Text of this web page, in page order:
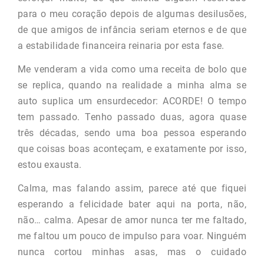
para o meu coração depois de algumas desilusões,
de que amigos de infância seriam eternos e de que
a estabilidade financeira reinaria por esta fase.
Me venderam a vida como uma receita de bolo que
se replica, quando na realidade a minha alma se
auto suplica um ensurdecedor: ACORDE! O tempo
tem passado. Tenho passado duas, agora quase
três décadas, sendo uma boa pessoa esperando
que coisas boas aconteçam, e exatamente por isso,
estou exausta.
Calma, mas falando assim, parece até que fiquei
esperando a felicidade bater aqui na porta, não,
não… calma. Apesar de amor nunca ter me faltado,
me faltou um pouco de impulso para voar. Ninguém
nunca cortou minhas asas, mas o cuidado